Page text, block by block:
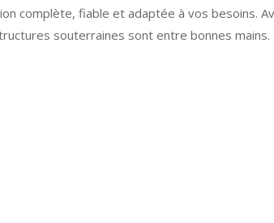
complète, fiable et adaptée à vos besoins.
souterraines sont entre bonnes mains.